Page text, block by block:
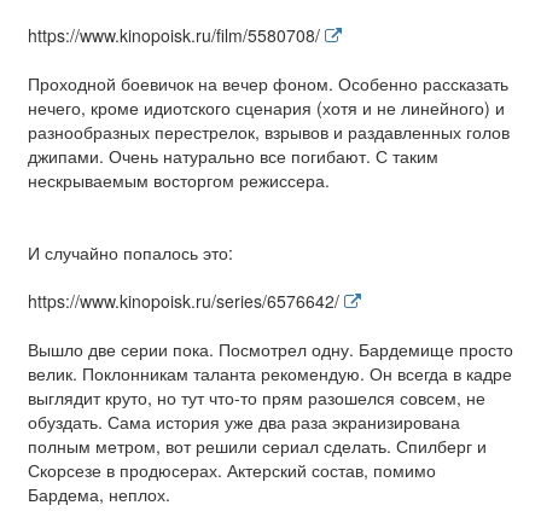
https://www.kinopoisk.ru/film/5580708/
Проходной боевичок на вечер фоном. Особенно рассказать
нечего, кроме идиотского сценария (хотя и не линейного) и
разнообразных перестрелок, взрывов и раздавленных голов
джипами. Очень натурально все погибают. С таким
нескрываемым восторгом режиссера.
И случайно попалось это:
https://www.kinopoisk.ru/series/6576642/
Вышло две серии пока. Посмотрел одну. Бардемище просто
велик. Поклонникам таланта рекомендую. Он всегда в кадре
выглядит круто, но тут что-то прям разошелся совсем, не
обуздать. Сама история уже два раза экранизирована
полным метром, вот решили сериал сделать. Спилберг и
Скорсезе в продюсерах. Актерский состав, помимо
Бардема, неплох.